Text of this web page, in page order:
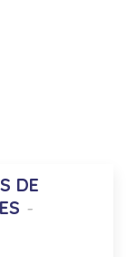
DE
-